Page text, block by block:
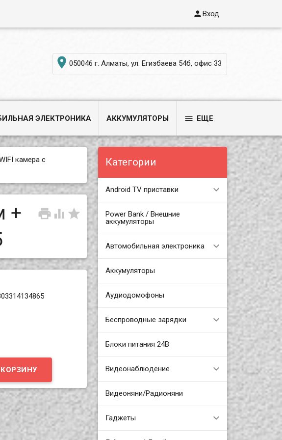
Вход
 050046 г. Алматы, ул. Егизбаева 54б, офис 33
ЭЛЕКТРОНИКА АККУМУЛЯТОРЫ  ЕЩЕ
Категории
Android TV приставки
Power Bank / Внешние
аккумуляторы
Автомобильная электроника
Аккумуляторы
Аудиодомофоны
Беспроводные зарядки
Блоки питания 24В
Видеонаблюдение
Видеоняни/Радионяни
Гаджеты
камера с
  
+